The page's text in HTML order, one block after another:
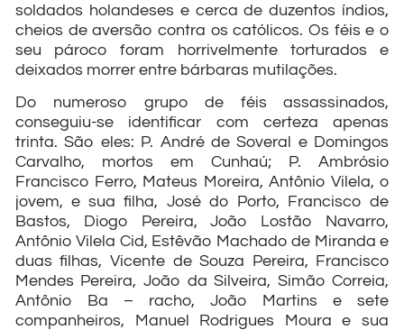
soldados holandeses e cerca de duzentos índios,
cheios de aversão contra os católicos. Os féis e o
seu pároco foram horrivelmente torturados e
deixados morrer entre bárbaras mutilações.
Do numeroso grupo de féis assassinados,
conseguiu-se identificar com certeza apenas
trinta. São eles: P. André de Soveral e Domingos
Carvalho, mortos em Cunhaú; P. Ambrósio
Francisco Ferro, Mateus Moreira, Antônio Vilela, o
jovem, e sua filha, José do Porto, Francisco de
Bastos, Diogo Pereira, João Lostão Navarro,
Antônio Vilela Cid, Estêvão Machado de Miranda e
duas filhas, Vicente de Souza Pereira, Francisco
Mendes Pereira, João da Silveira, Simão Correia,
Antônio Ba – racho, João Martins e sete
companheiros, Manuel Rodrigues Moura e sua